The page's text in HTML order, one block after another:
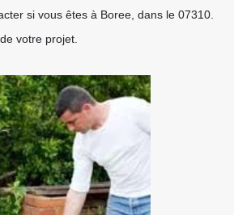
si vous êtes à Boree, dans le 07310.
votre projet.